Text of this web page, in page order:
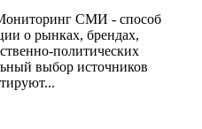
СМИ - способ
о рынках, брендах,
политических
выбор источников